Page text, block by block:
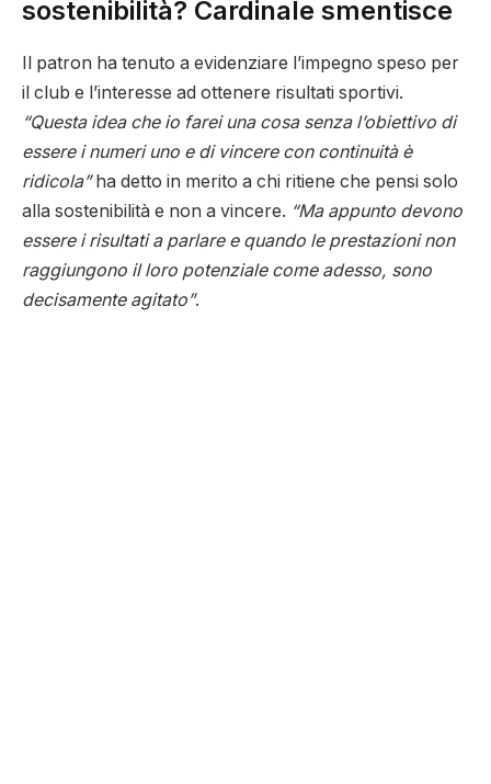
sostenibilità? Cardinale smentisce
Il patron ha tenuto a evidenziare l’impegno speso per
il club e l’interesse ad ottenere risultati sportivi.
“Questa idea che io farei una cosa senza l’obiettivo di
essere i numeri uno e di vincere con continuità è
ridicola”ha detto in merito a chi ritiene che pensi solo
alla sostenibilità e non a vincere. “Ma appunto devono
essere i risultati a parlare e quando le prestazioni non
raggiungono il loro potenziale come adesso, sono
decisamente agitato”.